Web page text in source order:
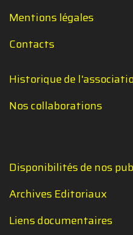
Mentions légales
Contacts
Historique de
Nos collaborations
Disponibilités de nos
Archives Editoriaux
Liens documentaires